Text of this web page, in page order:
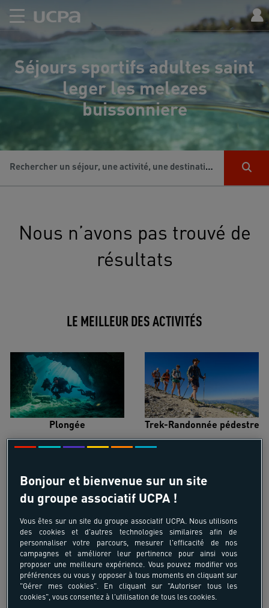
Séjours sportifs adultes saint
leger les melezes
buissonniere
Rechercher un séjour, une activité, une destination...
Nous n’avons pas trouvé de
résultats
LE MEILLEUR DES ACTIVITÉS
Plongée Trek-Randonnée pédestre
Croisière voilier Alpinisme
Bonjour et bienvenue sur un site
du groupe associatif UCPA !
Vous êtes sur un site du groupe associatif UCPA. Nous utilisons
des cookies et d'autres technologies similaires afin de
personnaliser votre parcours, mesurer l'efficacité de nos
campagnes et améliorer leur pertinence pour ainsi vous
proposer une meilleure expérience. Vous pouvez modifier vos
préférences ou vous y opposer à tous moments en cliquant sur
"Gérer mes cookies". En cliquant sur "Autoriser tous les
cookies", vous consentez à l'utilisation de tous les cookies.